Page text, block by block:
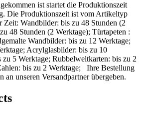
ist startet die Produktionszeit
Die Produktionszeit ist vom Artikeltyp
Zeit: Wandbilder: bis zu 48 Stunden (2
48 Stunden (2 Werktage); Türtapeten :
Wandbilder: bis zu 12 Werktage;
Acrylglasbilder: bis zu 10
zu 5 Werktage; Rubbelweltkarten: bis zu 2
bis zu 2 Werktage; Ihre Bestellung
unseren Versandpartner übergeben.